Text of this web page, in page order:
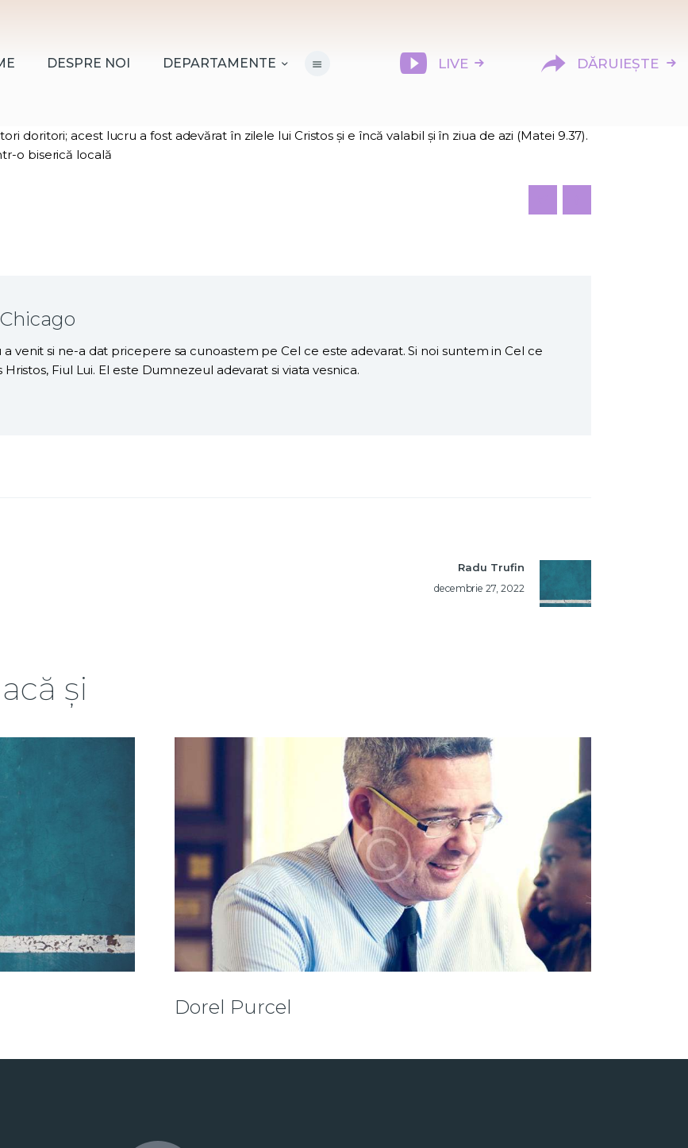
DESPRE NOI DEPARTAMENTE LIVE DĂRUIEȘTE
NOI
BIBLIEI
MEMBER
doritori; acest lucru a fost adevărat în zilele lui Cristos și e încă valabil și în ziua de azi (Matei 9.37).
o biserică locală
venit si ne-a dat pricepere sa cunoastem pe Cel ce este adevarat. Si noi suntem in Cel ce
Hristos, Fiul Lui. El este Dumnezeul adevarat si viata vesnica.
Radu Trufin
decembrie 27, 2022
și
Dorel Purcel